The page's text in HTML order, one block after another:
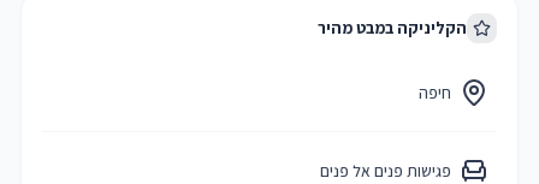
הקליניקה במבט מהיר
חיפה
פגישות פנים אל פנים